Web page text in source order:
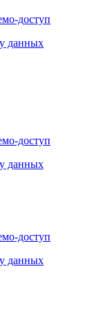
данных
данных
данных